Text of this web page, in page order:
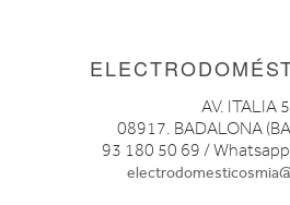
AV. ITALIA 5
08917. BADALONA
93 180 50 69 /